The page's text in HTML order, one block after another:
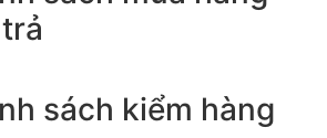
sách kiểm hàng